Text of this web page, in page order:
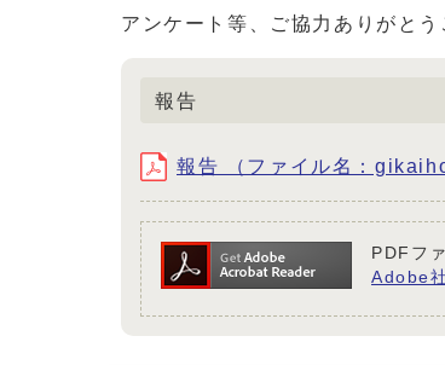
アンケート等、ご協力ありがと
報告
報告 （ファイル名：
PDFフ
Adobe